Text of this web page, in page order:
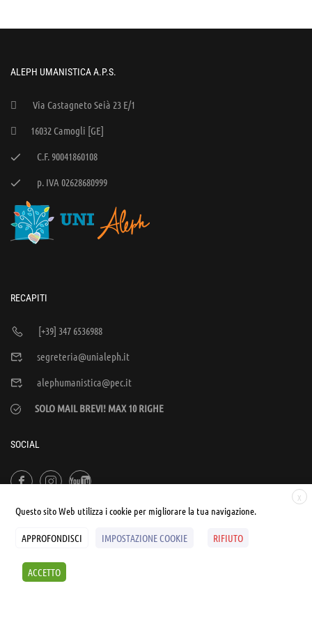
ALEPH UMANISTICA A.P.S.
Via Castagneto Seià 23 E/1
16032 Camogli [GE]
C.F. 90041860108
p. IVA 02628680999
RECAPITI
[+39] 347 6536988
segreteria@unialeph.it
alephumanistica@pec.it
SOLO MAIL BREVI! MAX 10 RIGHE
SOCIAL
Sintesi e liberatorie
X
Questo sito Web utilizza i cookie per migliorare la tua navigazione.
APPROFONDISCI IMPOSTAZIONE COOKIE RIFIUTO
ACCETTO